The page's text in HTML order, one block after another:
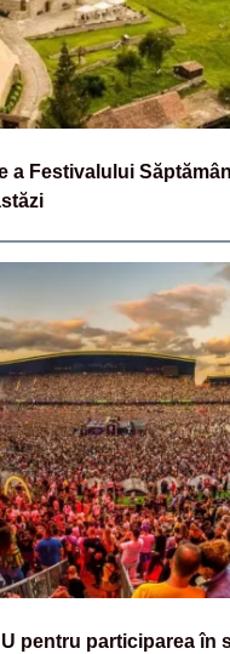
a Festivalului
pentru participarea în